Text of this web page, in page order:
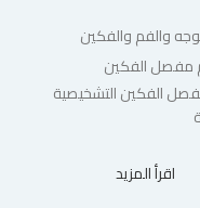
والفم والفكين
مفصل الفكين
الفكين التشخيصية
اقرأ المزيد